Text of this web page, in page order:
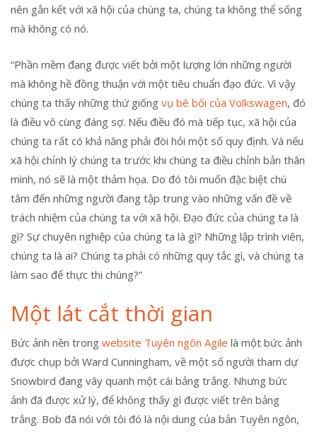
nên gắn kết với xã hội của chúng ta, chúng ta không thể sống
mà không có nó.
“Phần mềm đang được viết bởi một lượng lớn những người
mà không hề đồng thuận với một tiêu chuẩn đạo đức. Vì vậy
chúng ta thấy những thứ giống vụ bê bối của Volkswagen, đó
là điều vô cùng đáng sợ. Nếu điều đó mà tiếp tục, xã hội của
chúng ta rất có khả năng phải đòi hỏi một số quy định. Và nếu
xã hội chỉnh lý chúng ta trước khi chúng ta điều chỉnh bản thân
mình, nó sẽ là một thảm họa. Do đó tôi muốn đặc biệt chú
tâm đến những người đang tập trung vào những vấn đề về
trách nhiệm của chúng ta với xã hội. Đạo đức của chúng ta là
gì? Sự chuyên nghiệp của chúng ta là gì? Những lập trình viên,
chúng ta là ai? Chúng ta phải có những quy tắc gì, và chúng ta
làm sao để thực thi chúng?”
Một lát cắt thời gian
Bức ảnh nền trong website Tuyên ngôn Agile là một bức ảnh
được chụp bởi Ward Cunningham, về một số người tham dự
Snowbird đang vây quanh một cái bảng trắng. Nhưng bức
ảnh đã được xử lý, để không thấy gì được viết trên bảng
trắng. Bob đã nói với tôi đó là nội dung của bản Tuyên ngôn,